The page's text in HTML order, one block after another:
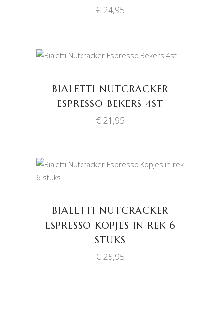
€24,95
BIALETTI NUTCRACKER
ESPRESSO BEKERS 4ST
€21,95
BIALETTI NUTCRACKER
ESPRESSO KOPJES IN REK 6
STUKS
€25,95